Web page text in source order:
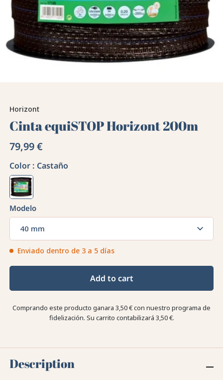
Horizont
Cinta equiSTOP Horizont 200m
79,99 €
Color : Castaño
Modelo
40 mm
Enviado dentro de 3 a 5 días
Add to cart
Comprando este producto ganara 3,50 €con nuestro programa de
fidelización. Su carrito contabilizará 3,50 €.
Description